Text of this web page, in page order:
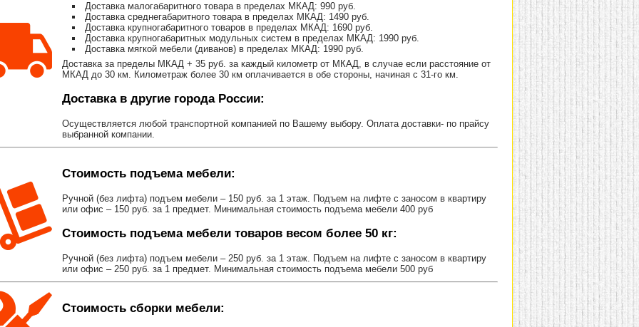
Доставка малогабаритного товара в пределах МКАД: 990 руб.
Доставка среднегабаритного товара в пределах МКАД: 1490 руб.
Доставка крупногабаритного товаров в пределах МКАД: 1690 руб.
Доставка крупногабаритных модульных систем в пределах МКАД: 1990 руб.
Доставка мягкой мебели (диванов) в пределах МКАД: 1990 руб.
Доставка за пределы МКАД + 35 руб. за каждый километр от МКАД, в случае если расстояние от
МКАД до 30 км. Километраж более 30 км оплачивается в обе стороны, начиная с 31-го км.
Доставка в другие города России:
Осуществляется любой транспортной компанией по Вашему выбору. Оплата доставки- по прайсу
выбранной компании.
Стоимость подъема мебели:
Ручной (без лифта) подъем мебели – 150 руб. за 1 этаж. Подъем на лифте с заносом в квартиру
или офис – 150 руб. за 1 предмет. Минимальная стоимость подъема мебели 400 руб
Стоимость подъема мебели товаров весом более 50 кг:
Ручной (без лифта) подъем мебели – 250 руб. за 1 этаж. Подъем на лифте с заносом в квартиру
или офис – 250 руб. за 1 предмет. Минимальная стоимость подъема мебели 500 руб
Стоимость сборки мебели: